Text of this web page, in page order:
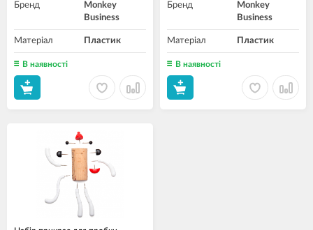
Бренд
Monkey
Business
Матеріал Пластик
В наявності
Бренд
Monkey
Business
Матеріал Пластик
В наявності